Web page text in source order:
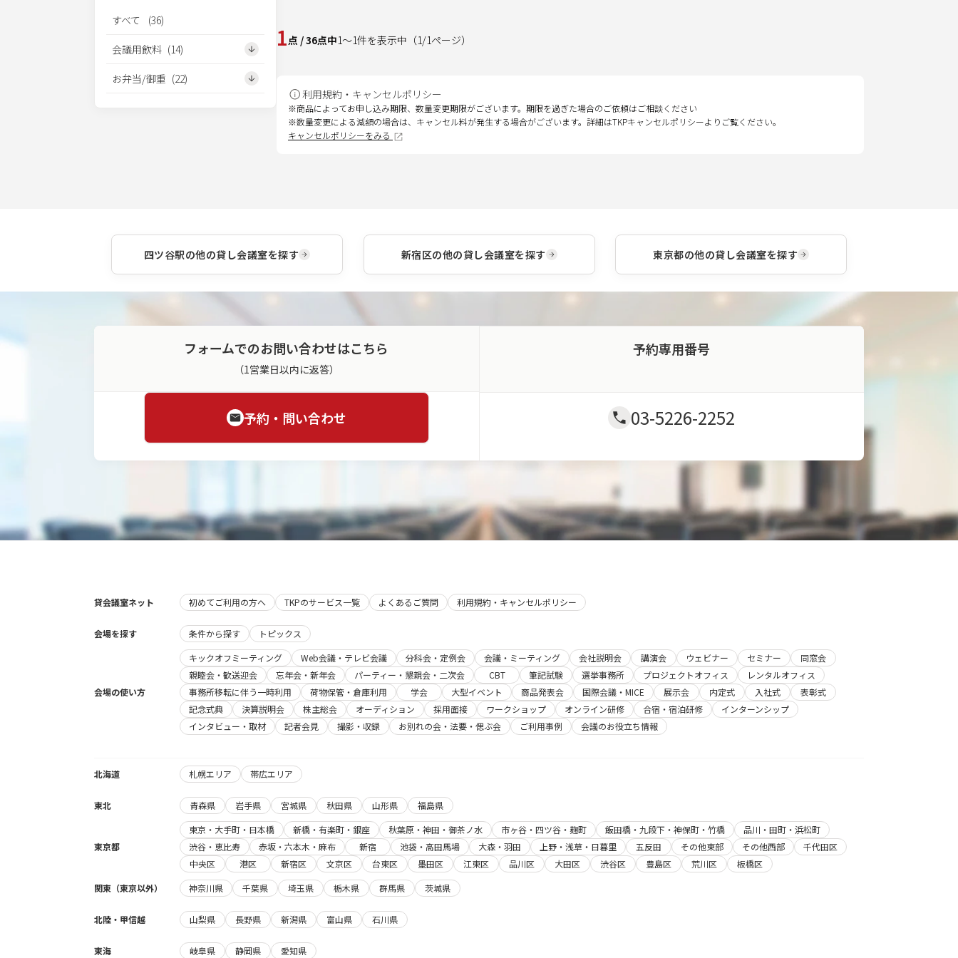
すべて (36)
会議用飲料 (14)
お弁当/御重 (22)
1点 /36点中1～1件を表示中 （1/1ページ）
利用規約・キャンセルポリシー
※商品によってお申し込み期限、数量変更期限がございます。期限を過ぎた場合のご依頼はご相談ください
※数量変更による減額の場合は、キャンセル料が発生する場合がございます。詳細はTKPキャンセルポリシーよりご覧ください。
キャンセルポリシーをみる
四ツ谷駅の他の貸し会議室を探す 新宿区の他の貸し会議室を探す 東京都の他の貸し会議室を探す
フォームでのお問い合わせはこちら
（1営業日以内に返答）
予約・問い合わせ
予約専用番号
03-5226-2252
貸会議室ネット 初めてご利用の方へ TKPのサービス一覧 よくあるご質問 利用規約・キャンセルポリシー
会場を探す 条件から探す トピックス
会場の使い方
キックオフミーティング Web会議・テレビ会議 分科会・定例会 会議・ミーティング 会社説明会 講演会 ウェビナー セミナー
同窓会
親睦会・歓送迎会
忘年会・新年会 パーティー・懇親会・二次会 CBT 筆記試験 選挙事務所 プロジェクトオフィス
レンタルオフィス
事務所移転に伴う一時利用
荷物保管・倉庫利用 学会 大型イベント 商品発表会 国際会議・MICE 展示会 内定式 入社式
表彰式
記念式典
決算説明会 株主総会 オーディション 採用面接 ワークショップ オンライン研修 合宿・宿泊研修
インターンシップ
インタビュー・取材
記者会見 撮影・収録 お別れの会・法要・偲ぶ会 ご利用事例 会議のお役立ち情報
北海道 札幌エリア 帯広エリア
東北 青森県 岩手県 宮城県 秋田県 山形県 福島県
東京都
東京・大手町・日本橋 新橋・有楽町・銀座 秋葉原・神田・御茶ノ水 市ヶ谷・四ツ谷・麹町 飯田橋・九段下・神保町・竹橋
品川・田町・浜松町
渋谷・恵比寿
赤坂・六本木・麻布 新宿 池袋・高田馬場 大森・羽田 上野・浅草・日暮里 五反田 その他東部 その他西部
千代田区
中央区
港区 新宿区 文京区 台東区 墨田区 江東区 品川区 大田区 渋谷区 豊島区 荒川区
板橋区
関東（東京以外）
神奈川県 千葉県 埼玉県 栃木県 群馬県 茨城県
北陸・甲信越 山梨県 長野県 新潟県 富山県 石川県
東海 岐阜県 静岡県 愛知県